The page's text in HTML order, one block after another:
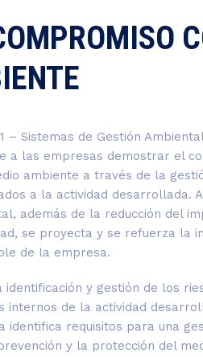
– Sistemas de Gestión
a las empresas demostrar el
ambiente a través de la
a la actividad desarrollada.
además de la reducción del
se proyecta y se refuerza la
de la empresa.
identificación y gestión de los
internos de la actividad
identifica requisitos para una
y la protección del